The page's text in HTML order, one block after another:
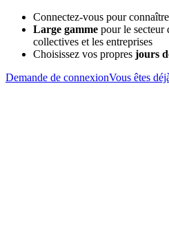
Connectez-vous pour connaître
Large gamme pour le secteur
collectives et les entreprises
Choisissez vos propres jours
Demande de connexionVous êtes